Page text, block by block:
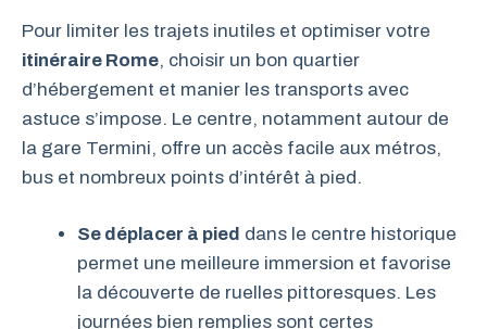
Pour limiter les trajets inutiles et optimiser votre
itinéraire Rome, choisir un bon quartier
d’hébergement et manier les transports avec
astuce s’impose. Le centre, notamment autour de
la gare Termini, offre un accès facile aux métros,
bus et nombreux points d’intérêt à pied.
Se déplacer à pied dans le centre historique
permet une meilleure immersion et favorise
la découverte de ruelles pittoresques. Les
journées bien remplies sont certes